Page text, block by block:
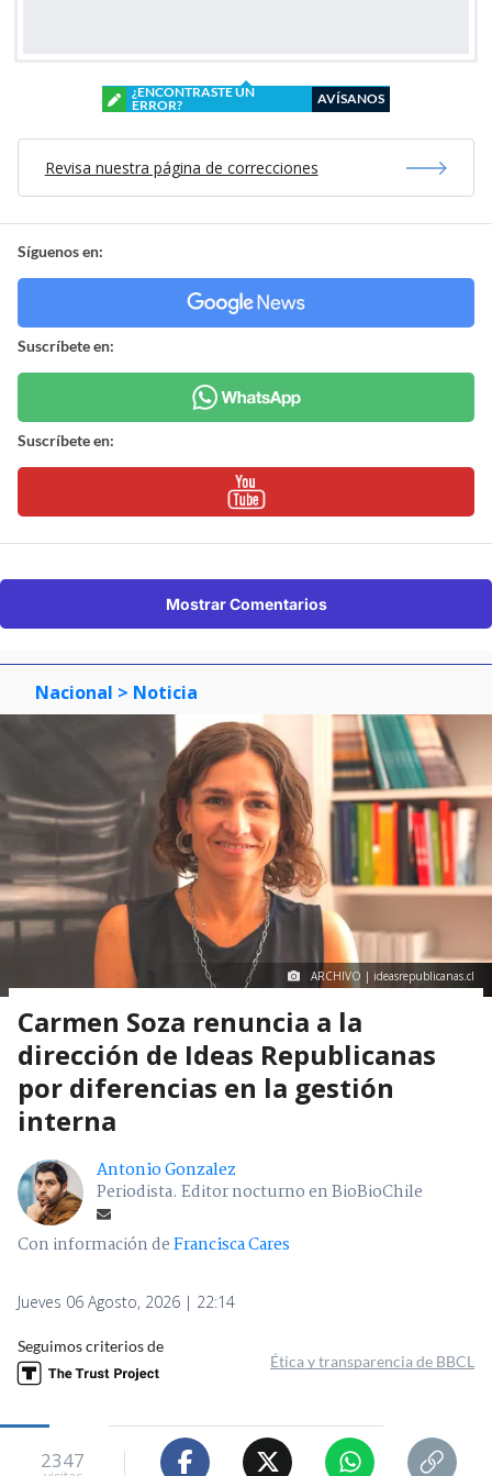
¿ENCONTRASTE UN
ERROR?
AVÍSANOS
Revisa nuestra página de correcciones
Síguenos en:
Suscríbete en:
Suscríbete en:
Mostrar Comentarios
Nacional > Noticia
ARCHIVO | ideasrepublicanas.cl
Carmen Soza renuncia a la
dirección de Ideas Republicanas
por diferencias en la gestión
interna
Antonio Gonzalez
Periodista. Editor nocturno en BioBioChile
Con información deFrancisca Cares
Jueves 06 Agosto, 2026 | 22:14
Seguimos criterios de
Ética y transparencia de BBCL
2347